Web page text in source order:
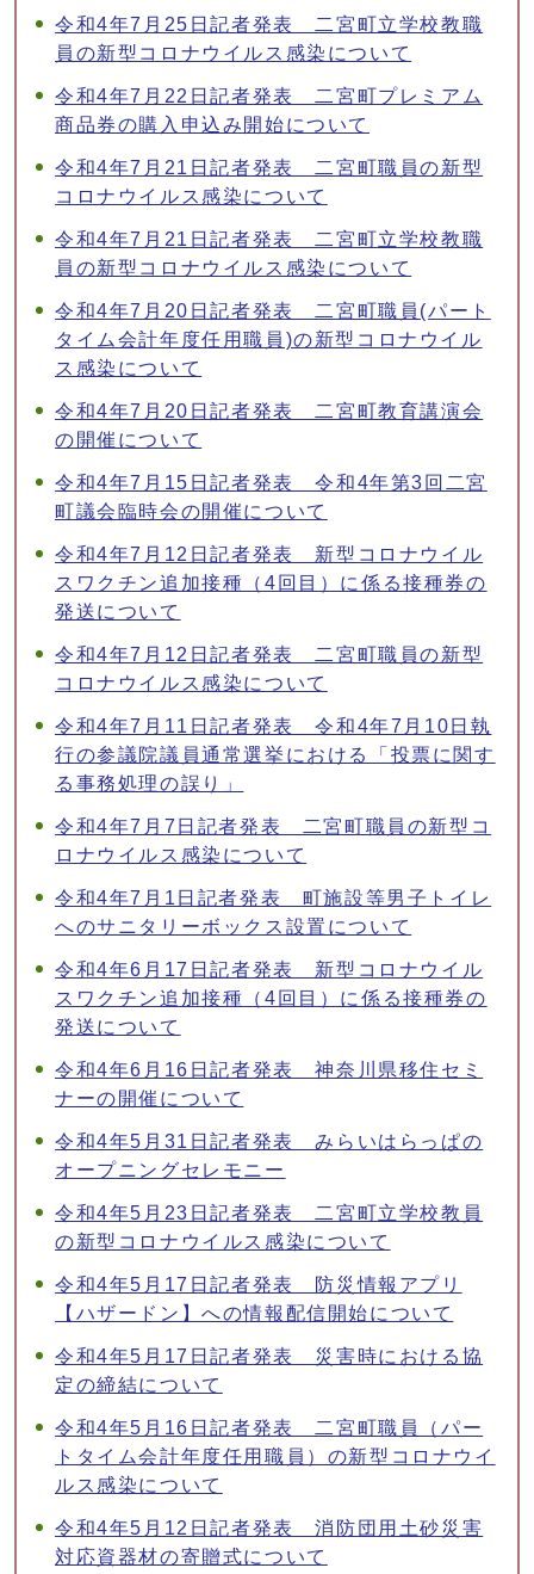
令和4年7月25日記者発表 二宮町立学校教職
員の新型コロナウイルス感染について
令和4年7月22日記者発表 二宮町プレミアム
商品券の購入申込み開始について
令和4年7月21日記者発表 二宮町職員の新型
コロナウイルス感染について
令和4年7月21日記者発表 二宮町立学校教職
員の新型コロナウイルス感染について
令和4年7月20日記者発表 二宮町職員(パート
タイム会計年度任用職員)の新型コロナウイル
ス感染について
令和4年7月20日記者発表 二宮町教育講演会
の開催について
令和4年7月15日記者発表 令和4年第3回二宮
町議会臨時会の開催について
令和4年7月12日記者発表 新型コロナウイル
スワクチン追加接種（4回目）に係る接種券の
発送について
令和4年7月12日記者発表 二宮町職員の新型
コロナウイルス感染について
令和4年7月11日記者発表 令和4年7月10日執
行の参議院議員通常選挙における「投票に関す
る事務処理の誤り」
令和4年7月7日記者発表 二宮町職員の新型コ
ロナウイルス感染について
令和4年7月1日記者発表 町施設等男子トイレ
へのサニタリーボックス設置について
令和4年6月17日記者発表 新型コロナウイル
スワクチン追加接種（4回目）に係る接種券の
発送について
令和4年6月16日記者発表 神奈川県移住セミ
ナーの開催について
令和4年5月31日記者発表 みらいはらっぱの
オープニングセレモニー
令和4年5月23日記者発表 二宮町立学校教員
の新型コロナウイルス感染について
令和4年5月17日記者発表 防災情報アプリ
【ハザードン】への情報配信開始について
令和4年5月17日記者発表 災害時における協
定の締結について
令和4年5月16日記者発表 二宮町職員（パー
トタイム会計年度任用職員）の新型コロナウイ
ルス感染について
令和4年5月12日記者発表 消防団用土砂災害
対応資器材の寄贈式について